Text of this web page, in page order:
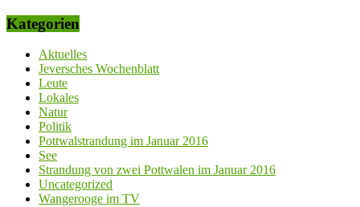
Kategorien
Aktuelles
Jeversches Wochenblatt
Leute
Lokales
Natur
Politik
Pottwalstrandung im Januar 2016
See
Strandung von zwei Pottwalen im Januar 2016
Uncategorized
Wangerooge im TV